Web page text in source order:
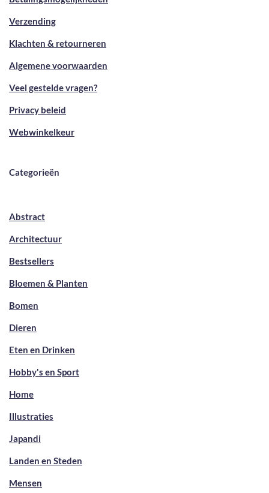
Verzending
Klachten & retourneren
Algemene voorwaarden
Veel gestelde vragen?
Privacy beleid
Webwinkelkeur
Categorieën
Abstract
Architectuur
Bestsellers
Bloemen & Planten
Bomen
Dieren
Eten en Drinken
Hobby's en Sport
Home
Illustraties
Japandi
Landen en Steden
Mensen